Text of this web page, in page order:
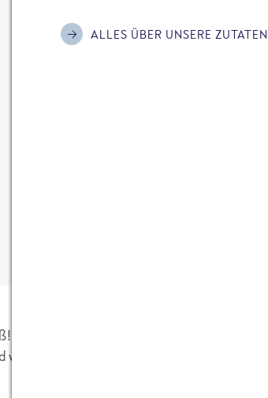
WERBUNG
Mit den FRoSTA Süßkartoffeln in
wirklich leckeres Curry zubereiten!
ALLES ÜBER UNSERE ZUTATEN